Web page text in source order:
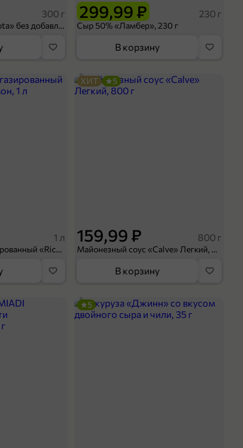
300 г
Йогурт питьевой «Yota» без добавления сахара, 300 г
299,99 ₽ 230 г
Сыр 50% «Ламбер», 230 г
В корзину
1 л
Напиток сильногазированный «Rich» Биттер Лемон, 1 л
159,99 ₽ 800 г
Майонезный соус «Calve» Легкий, 800 г
ХИТ 5
В корзину
5